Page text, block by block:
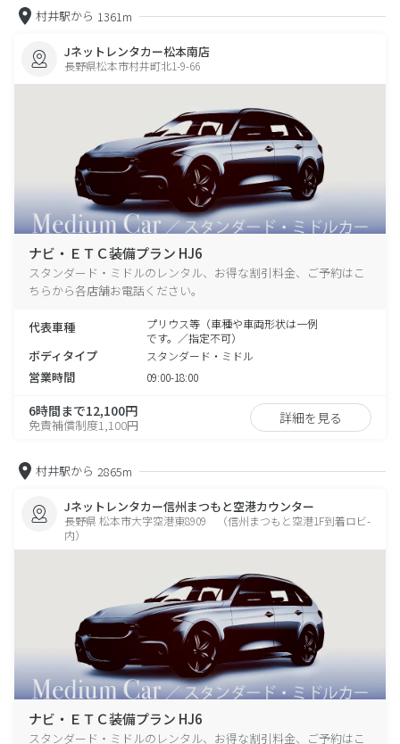
村井駅から 1361m
Jネットレンタカー松本南店
長野県松本市村井町北1-9-66
ナビ・ＥＴＣ装備プラン HJ6
スタンダード・ミドルのレンタル、お得な割引料金、ご予約はこ
ちらから各店舗お電話ください。
代表車種
プリウス等（車種や車両形状は一例
です。／指定不可）
ボディタイプ スタンダード・ミドル
営業時間 09:00-18:00
6時間まで12,100円
免責補償制度1,100円 詳細を見る
村井駅から 2865m
Jネットレンタカー信州まつもと空港カウンター
長野県 松本市大字空港東8909 （信州まつもと空港1F到着ロビ-
内）
ナビ・ＥＴＣ装備プラン HJ6
スタンダード・ミドルのレンタル、お得な割引料金、ご予約はこ